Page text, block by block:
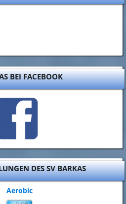
BEI FACEBOOK
DES SV BARKAS
Aerobic